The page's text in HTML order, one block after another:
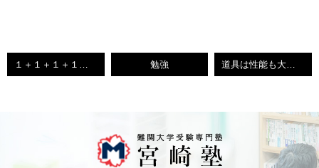
１＋１＋１＋１＝無限大 勉強 道具は性能も大切、使い方も大切